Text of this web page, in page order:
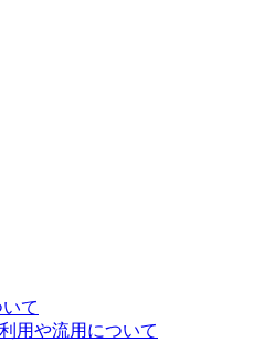
て
用や流用について